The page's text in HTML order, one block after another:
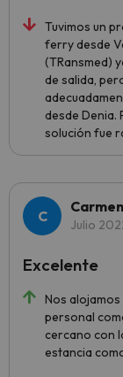
Tuvimos un
ferry desde
(TRansmed)
de salida,
desde Denia.
solución fue
Carmen
Julio
Nos
personal
cercano con
estancia
Excelente